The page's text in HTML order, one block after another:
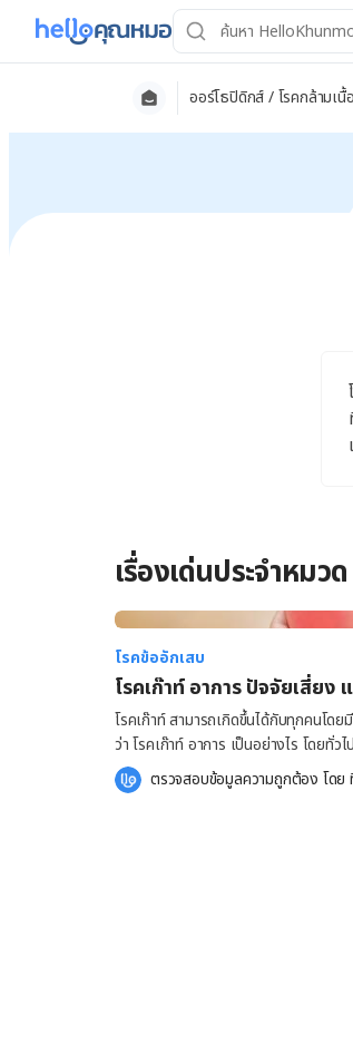
ออร์โธปิดิกส์ / โรคกล้ามเนื้
เรื่องเด่นประจำหมวด
โรคข้ออักเสบ
โรคเก๊าท์ อาการ ปัจจัยเสี่ยง
โรคเก๊าท์ สามารถเกิดขึ้นได้กับทุกคนโด
ว่า โรคเก๊าท์ อาการ เป็นอย่างไร โดยทั่
ข้อต่ออักเสบ แดง และข้อต่อเคลื่อนไหวไ
จากโรคเก๊าท์ได้ [embed-health-tool-heart-rate] โรคเก๊าท์ คืออะไร โรคเก๊าท์ คือ โรคข้ออักเสบที่เกิด
ตรวจสอบข้อมูลความถูกต้อง โดย